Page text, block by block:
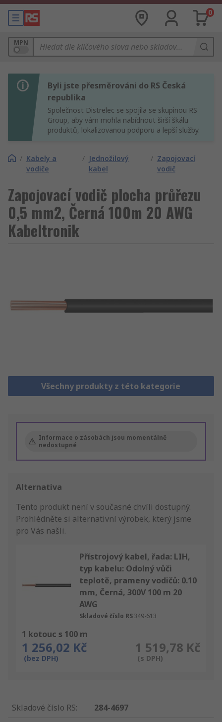
0
MPN
Byli jste přesměrováni do RS Česká
republika
Společnost Distrelec se spojila se skupinou RS
Group, aby vám mohla nabídnout širší škálu
produktů, lokalizovanou podporu a lepší služby.
/ Kabely a
vodiče
/ Jednožilový
kabel
/ Zapojovací
vodič
Zapojovací vodič plocha průřezu
0,5 mm2, Černá 100m 20 AWG
Kabeltronik
Všechny produkty z této kategorie
Informace o zásobách jsou momentálně
nedostupné
Alternativa
Tento produkt není v současné chvíli dostupný.
Prohlédněte si alternativní výrobek, který jsme
pro Vás našli.
Přístrojový kabel, řada: LIH,
typ kabelu: Odolný vůči
teplotě, prameny vodičů: 0.10
mm, Černá, 300V 100 m 20
AWG
Skladové číslo RS349-613
1 kotouc s 100 m
1 256,02 Kč
(bez DPH)
1 519,78 Kč
(s DPH)
Skladové číslo RS:
284-4697